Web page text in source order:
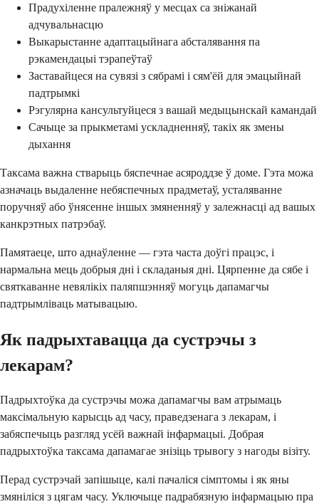
Прадухіленне пралежняў у месцах са зніжанай
адчувальнасцю
Выкарыстанне адаптацыйнага абсталявання па
рэкамендацыі тэрапеўтаў
Заставайцеся на сувязі з сябрамі і сям'ёй для эмацыйнай
падтрымкі
Рэгулярна кансультуйцеся з вашай медыцынскай камандай
Сачыце за прыкметамі ускладненняў, такіх як змены
дыхання
Таксама важна стварыць бяспечнае асяроддзе ў доме. Гэта можа
азначаць выдаленне небяспечных прадметаў, усталяванне
поручняў або ўнясенне іншых змяненняў у залежнасці ад вашых
канкрэтных патрэбаў.
Памятаеце, што аднаўленне — гэта часта доўгі працэс, і
нармальна мець добрыя дні і складаныя дні. Цярпенне да сябе і
святкаванне невялікіх паляпшэнняў могуць дапамагчы
падтрымліваць матывацыю.
Як падрыхтавацца да сустрэчы з
лекарам?
Падрыхтоўка да сустрэчы можа дапамагчы вам атрымаць
максімальную карысць ад часу, праведзенага з лекарам, і
забяспечыць разгляд усёй важнай інфармацыі. Добрая
падрыхтоўка таксама дапамагае знізіць трывогу з нагоды візіту.
Перад сустрэчай запішыце, калі пачаліся сімптомы і як яны
змяніліся з цягам часу. Уключыце падрабязную інфармацыю пра